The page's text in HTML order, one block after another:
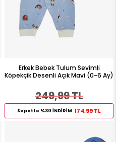
Erkek Bebek Tulum Sevimli
Köpekçik Desenli Açık Mavi (0-6 Ay)
249,99 TL
Sepette %30 İNDİRİM 174,99 TL